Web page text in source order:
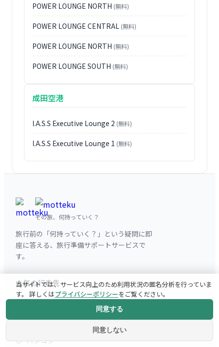
POWER LOUNGE NORTH (無料)
POWER LOUNGE CENTRAL (無料)
POWER LOUNGE NORTH (無料)
POWER LOUNGE SOUTH (無料)
成田空港
I.A.S.S Executive Lounge 2 (無料)
I.A.S.S Executive Lounge 1 (無料)
その旅、何持っていく？
旅行前の「何持っていく？」という疑問に即
座に答える、旅行準備サポートサービスで
す。
人気の行き先
ニューヨーク
バンコク
当サイトでは、サービス向上のため利用状況の匿名分析を行っていま
す。 詳しくはプライバシーポリシーをご覧ください。
同意しない
同意する